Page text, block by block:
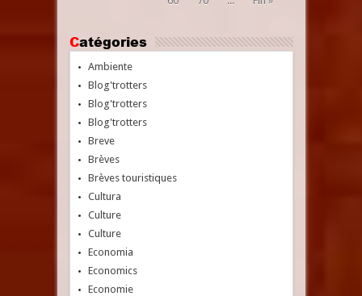
Catégories
Ambiente
Blog'trotters
Blog'trotters
Blog'trotters
Breve
Brèves
Brèves touristiques
Cultura
Culture
Culture
Economia
Economics
Economie